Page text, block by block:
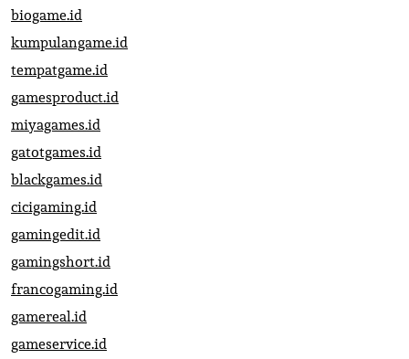
biogame.id
kumpulangame.id
tempatgame.id
gamesproduct.id
miyagames.id
gatotgames.id
blackgames.id
cicigaming.id
gamingedit.id
gamingshort.id
francogaming.id
gamereal.id
gameservice.id